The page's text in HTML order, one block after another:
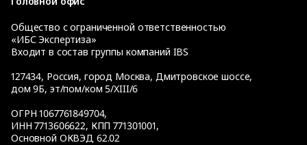
Общество с ограниченной ответственностью
«ИБС Экспертиза»
Входит в состав группы компаний IBS
127434, Россия, город Москва, Дмитровское шоссе,
дом 9Б, эт/пом/ком 5/XIII/6
ОГРН 1067761849704,
ИНН 7713606622, КПП 771301001,
Основной ОКВЭД 62.02